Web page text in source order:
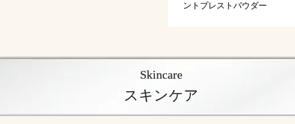
ントプレストパウダー
Skincare
スキンケア